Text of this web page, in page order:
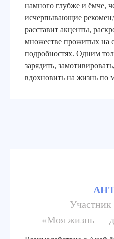
намного глубже и ёмче,
исчерпывающие
расставит акценты,
множестве прожитых на
подробностях. Одним
зарядить,
вдохновить на жизнь по
Участник
«Моя жизнь —